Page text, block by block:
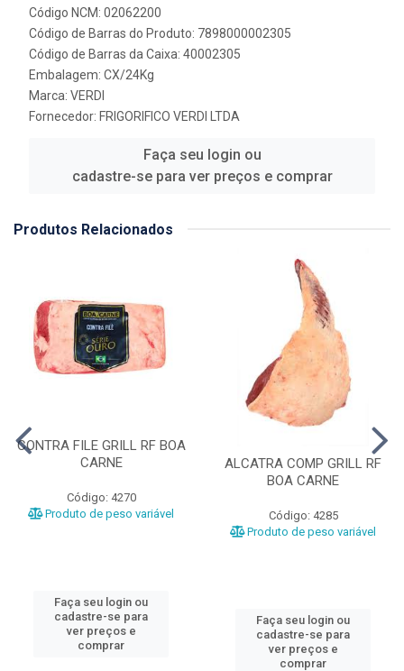
Código NCM: 02062200
Código de Barras do Produto: 7898000002305
Código de Barras da Caixa: 40002305
Embalagem: CX/24Kg
Marca: VERDI
Fornecedor: FRIGORIFICO VERDI LTDA
Faça seu login ou
cadastre-se para ver preços e comprar
Produtos Relacionados
CONTRA FILE GRILL RF BOA
CARNE
Código: 4270
Produto de peso variável
Faça seu login ou
cadastre-se para
ver preços e
comprar
ALCATRA COMP GRILL RF
BOA CARNE
Código: 4285
Produto de peso variável
Faça seu login ou
cadastre-se para
ver preços e
comprar